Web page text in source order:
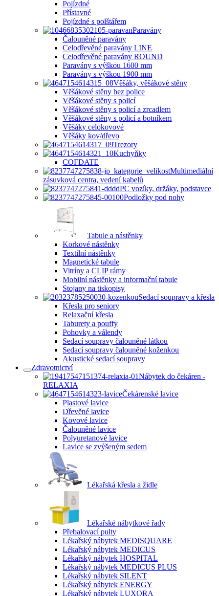
Pojízdné
Přístavné
Pojízdné s polštářem
Paravány
Čalouněné paravány
Celodřevěné paravány LINE
Celodřevěné paravány ROUND
Paravány s výškou 1600 mm
Paravány s výškou 1900 mm
Věšáky, věšákové stěny
Věšákové stěny bez police
Věšákové stěny s policí
Věšákové stěny s policí a zrcadlem
Věšákové stěny s policí a botníkem
Věšáky celokovové
Věšáky kov/dřevo
Trezory
Kuchyňky
COFDATE
Multimediální
zásuvková centra, vedení kabelů
PC vozíky, držáky, podstavce
Podložky pod nohy
Tabule a nástěnky
Korkové nástěnky
Textilní nástěnky
Magnetické tabule
Vitríny a CLIP rámy
Mobilní nástěnky a informační tabule
Stojany na tiskopisy
Sedací soupravy a křesla
Křesla pro seniory
Relaxační křesla
Taburety a pouffy
Pohovky a válendy
Sedací soupravy čalouněné látkou
Sedací soupravy čalouněné koženkou
Akustické sedací soupravy
Zdravotnictví
Nábytek do čekáren -
RELAXIA
Čekárenské lavice
Plastové lavice
Dřevěné lavice
Kovové lavice
Čalouněné lavice
Polyuretanové lavice
Lavice se zvýšeným sedem
Lékařská křesla a židle
Lékařské nábytkové řady
Přebalovací pulty
Lékařský nábytek MEDISQUARE
Lékařský nábytek MEDICUS
Lékařský nábytek HOSPITAL
Lékařský nábytek MEDICUS PLUS
Lékařský nábytek SILENT
Lékařský nábytek ENERGY
Lékařský nábytek LUXORA